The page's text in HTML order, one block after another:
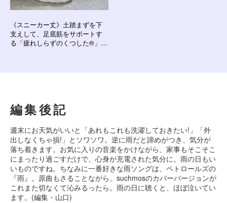
《スニーカー丈》土踏まずを下
支えして、足底筋をサポートす
る「疲れしらずのくつした®」｜
編集後記
週末にお天気がいいと「あれもこれも洗濯しておきたい!」「外
出しなくちゃ損!」とソワソワ。逆に雨だと諦めがつき、気分が
落ち着きます。お気に入りの音楽をかけながら、家事もそこそこ
にまったり過ごすだけで、心身が充電された気分に。雨の日もい
いものですね。ちなみに一番好きな雨ソングは、ペトロールズの
『雨』。原曲もさることながら、suchmosのカバーバージョンが
これまた切なくて沁みるったら。雨の日に聴くと、ほぼ泣いてい
ます。(編集・山口)